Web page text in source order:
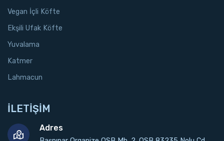
Vegan İçli Köfte
Ekşili Ufak Köfte
Yuvalama
Katmer
Lahmacun
İLETİŞİM
Adres